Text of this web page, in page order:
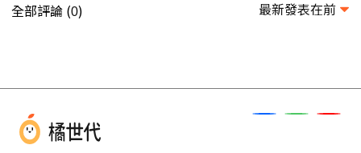
全部評論 (0) 最新發表在前